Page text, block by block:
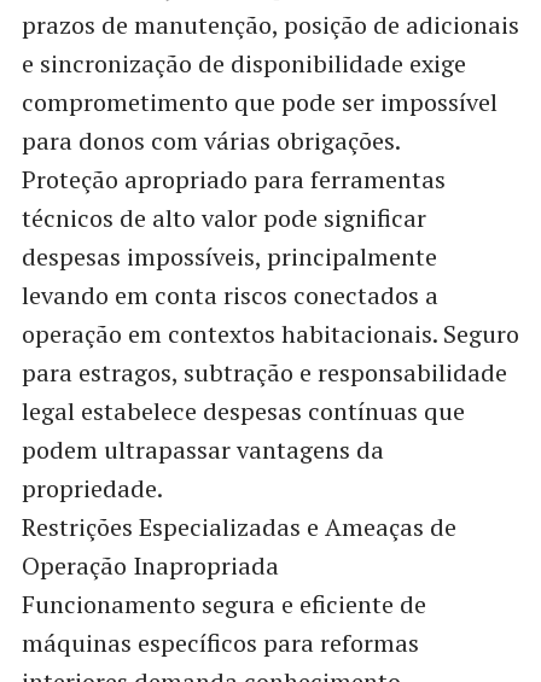
prazos de manutenção, posição de adicionais
e sincronização de disponibilidade exige
comprometimento que pode ser impossível
para donos com várias obrigações.
Proteção apropriado para ferramentas
técnicos de alto valor pode significar
despesas impossíveis, principalmente
levando em conta riscos conectados a
operação em contextos habitacionais. Seguro
para estragos, subtração e responsabilidade
legal estabelece despesas contínuas que
podem ultrapassar vantagens da
propriedade.
Restrições Especializadas e Ameaças de
Operação Inapropriada
Funcionamento segura e eficiente de
máquinas específicos para reformas